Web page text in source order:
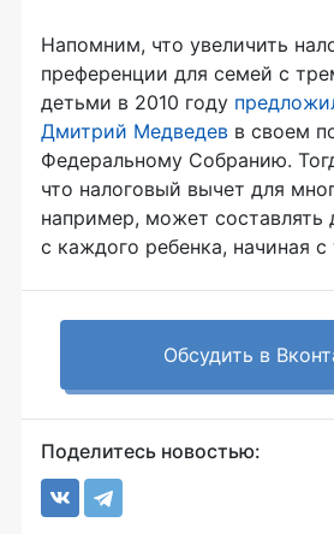
Напомним, что увеличить
преференции для семей с
детьми в 2010 году
Дмитрий Медведев в своем
Федеральному Собранию.
что налоговый вычет для
например, может составлять
с каждого ребенка, начиная с
Обсудить в
Поделитесь новостью: